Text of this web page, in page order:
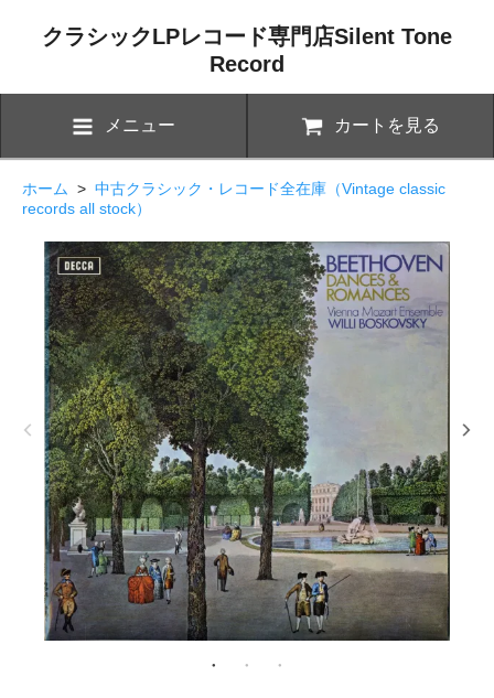
クラシックLPレコード専門店Silent Tone
Record
メニュー カートを見る
ホーム > 中古クラシック・レコード全在庫（Vintage classic
records all stock）